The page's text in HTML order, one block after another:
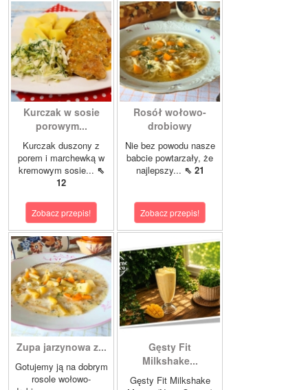
Kurczak w sosie
porowym...
Kurczak duszony z
porem i marchewką w
kremowym sosie... ⇖
12
Zobacz przepis!
Rosół wołowo-
drobiowy
Nie bez powodu nasze
babcie powtarzały, że
najlepszy... ⇖ 21
Zobacz przepis!
Zupa jarzynowa z...
Gotujemy ją na dobrym
rosole wołowo-
Gęsty Fit
Milkshake...
Gęsty Fit Milkshake